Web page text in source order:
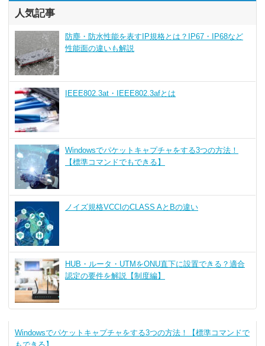
人気記事
防塵・防水性能を表すIP規格とは？IP67・IP68など
性能面の違いも解説
IEEE802.3at・IEEE802.3afとは
Windowsでパケットキャプチャをする3つの方法！
【標準コマンドでもできる】
ノイズ規格VCCIのCLASS AとBの違い
HUB・ルータ・UTMをONU直下に設置できる？適合
認定の要件を解説【制度編】
Windowsでパケットキャプチャをする3つの方法！【標準コマンドで